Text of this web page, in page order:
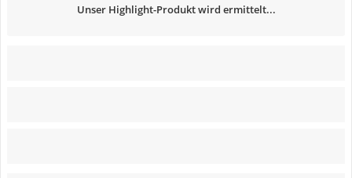
Unser Highlight-Produkt wird ermittelt...